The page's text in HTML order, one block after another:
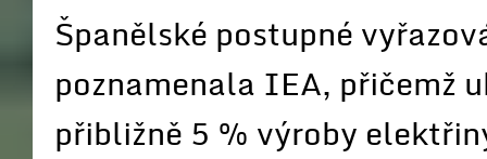
Španělské postupné
poznamenala IEA, přičemž
přibližně 5 % výroby